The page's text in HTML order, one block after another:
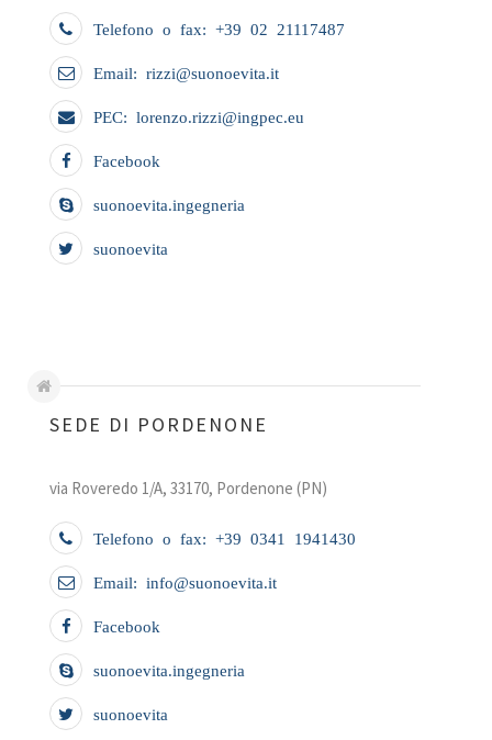
Telefono o fax: +39 02 21117487
Email: rizzi@suonoevita.it
PEC: lorenzo.rizzi@ingpec.eu
Facebook
suonoevita.ingegneria
suonoevita
SEDE DI PORDENONE
via Roveredo 1/A, 33170, Pordenone (PN)
Telefono o fax: +39 0341 1941430
Email: info@suonoevita.it
Facebook
suonoevita.ingegneria
suonoevita